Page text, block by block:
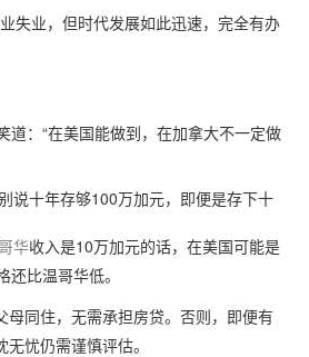
失业，但时代发展如此迅速，完全有办
道：“在美国能做到，在加拿大不一定做
说十年存够100万加元，即便是存下十
华收入是10万加元的话，在美国可能是
还比温哥华低。
母同住，无需承担房贷。否则，即便有
忧仍需谨慎评估。